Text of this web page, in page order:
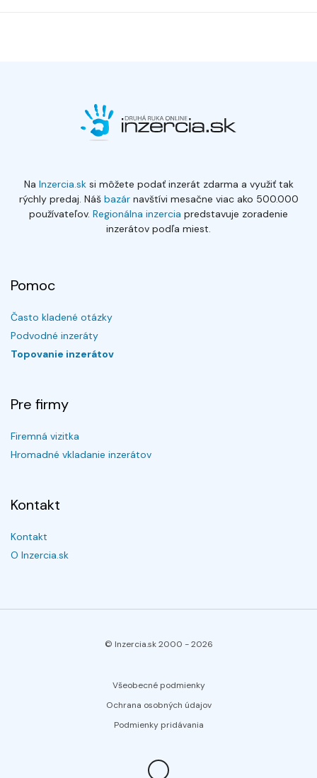
Na Inzercia.sksi môžete podať inzerát zdarma a využiť tak
rýchly predaj. Náš bazárnavštívi mesačne viac ako 500.000
používateľov. Regionálna inzercia predstavuje zoradenie
inzerátov podľa miest.
Pomoc
Často kladené otázky
Podvodné inzeráty
Topovanie inzerátov
Pre firmy
Firemná vizitka
Hromadné vkladanie inzerátov
Kontakt
Kontakt
O Inzercia.sk
© Inzercia.sk 2000 -2026
Všeobecné podmienky
Ochrana osobných údajov
Podmienky pridávania